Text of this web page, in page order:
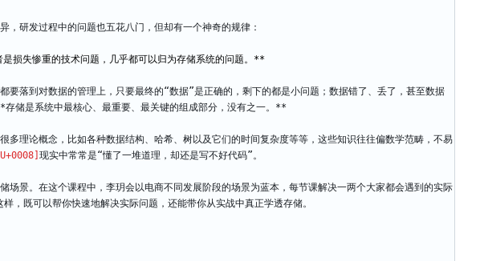
研发过程中的问题也五花八门，但却有一个神奇的规律：
要落到对数据的管理上，只要最终的“数据”是正确的，剩下的都是小问题；数据错了、丢了，甚至数据
储是系统中最核心、最重要、最关键的组成部分，没有之一。**
多理论概念，比如各种数据结构、哈希、树以及它们的时间复杂度等等，这些知识往往偏数学范畴，不易
现实中常常是“懂了一堆道理，却还是写不好代码”。
场景。在这个课程中，李玥会以电商不同发展阶段的场景为蓝本，每节课解决一两个大家都会遇到的实际
，既可以帮你快速地解决实际问题，还能带你从实战中真正学透存储。